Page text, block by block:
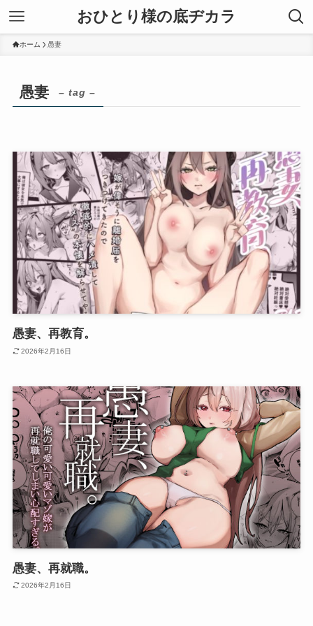
おひとり様の底ヂカラ
ホーム 愚妻
愚妻 – tag –
愚妻、再教育。
2026年2月16日
愚妻、再就職。
2026年2月16日